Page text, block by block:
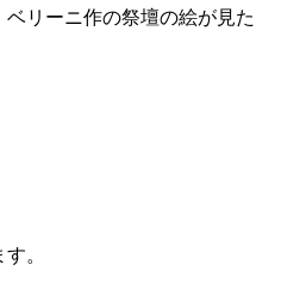
リーニ作の祭壇の絵が見た
。